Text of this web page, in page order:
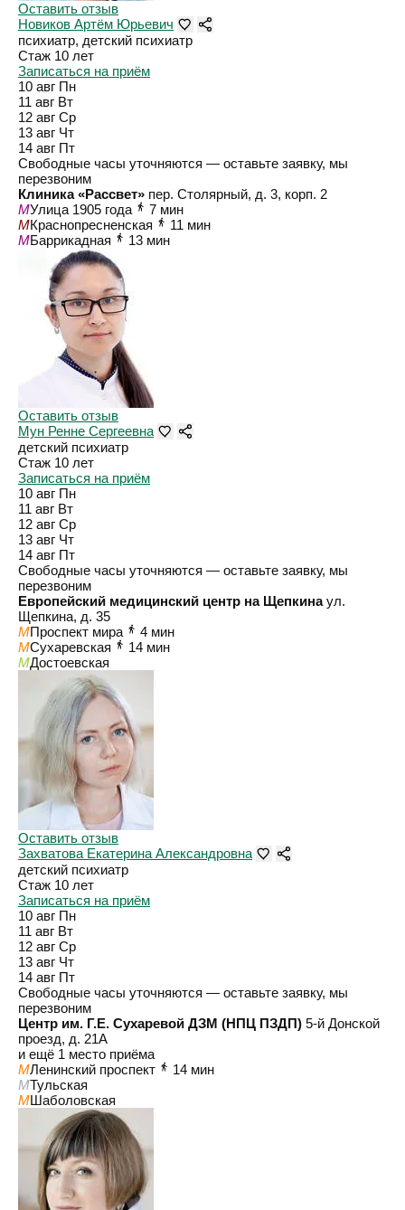
Оставить отзыв
Новиков Артём Юрьевич
психиатр, детский психиатр
Стаж 10 лет
Записаться на приём
10 авг Пн
11 авг Вт
12 авг Ср
13 авг Чт
14 авг Пт
Свободные часы уточняются — оставьте заявку, мы
перезвоним
Клиника «Рассвет» пер. Столярный, д. 3, корп. 2
MУлица 1905 года
7 мин
MКраснопресненская
11 мин
MБаррикадная 13 мин
Оставить отзыв
Мун Ренне Сергеевна
детский психиатр
Стаж 10 лет
Записаться на приём
10 авг Пн
11 авг Вт
12 авг Ср
13 авг Чт
14 авг Пт
Свободные часы уточняются — оставьте заявку, мы
перезвоним
Европейский медицинский центр на Щепкина ул.
Щепкина, д. 35
MПроспект мира
4 мин
MСухаревская
14 мин
MДостоевская
Оставить отзыв
Захватова Екатерина Александровна
детский психиатр
Стаж 10 лет
Записаться на приём
10 авг Пн
11 авг Вт
12 авг Ср
13 авг Чт
14 авг Пт
Свободные часы уточняются — оставьте заявку, мы
перезвоним
Центр им. Г.Е. Сухаревой ДЗМ (НПЦ ПЗДП) 5-й Донской
проезд, д. 21А
и ещё 1 место приёма
MЛенинский проспект
14 мин
MТульская
MШаболовская